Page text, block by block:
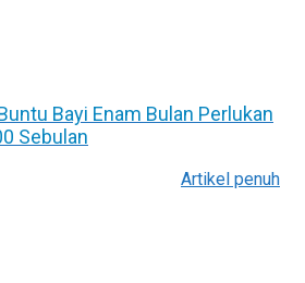
Bayi Enam Bulan Perlukan
Sebulan
Artikel penuh